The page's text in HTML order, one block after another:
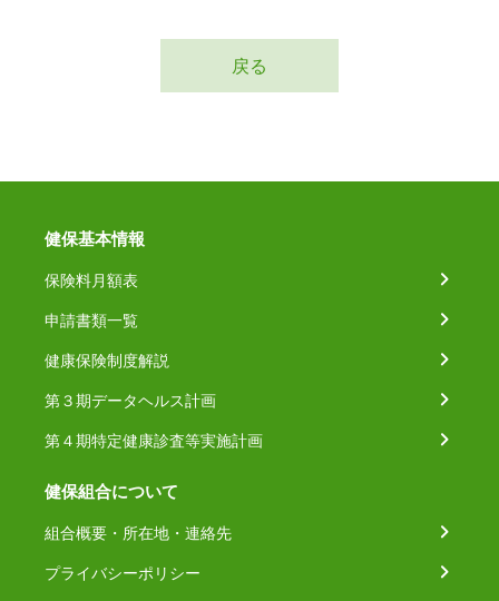
戻る
健保基本情報
保険料月額表
申請書類一覧
健康保険制度解説
第３期データヘルス計画
第４期特定健康診査等実施計画
健保組合について
組合概要・所在地・連絡先
プライバシーポリシー